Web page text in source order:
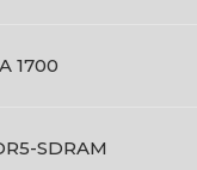
1700
SDRAM